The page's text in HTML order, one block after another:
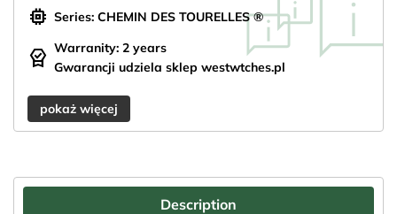
memory Series: CHEMIN DES TOURELLES ®
editor_choice Warranity: 2 years
Gwarancji udziela sklep westwtches.pl
pokaż więcej
Description